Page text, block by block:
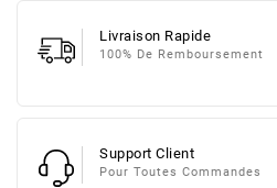
Livraison Rapide
100% De Remboursement
Support Client
Pour Toutes Commandes